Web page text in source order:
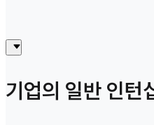
기업의 일반 인턴